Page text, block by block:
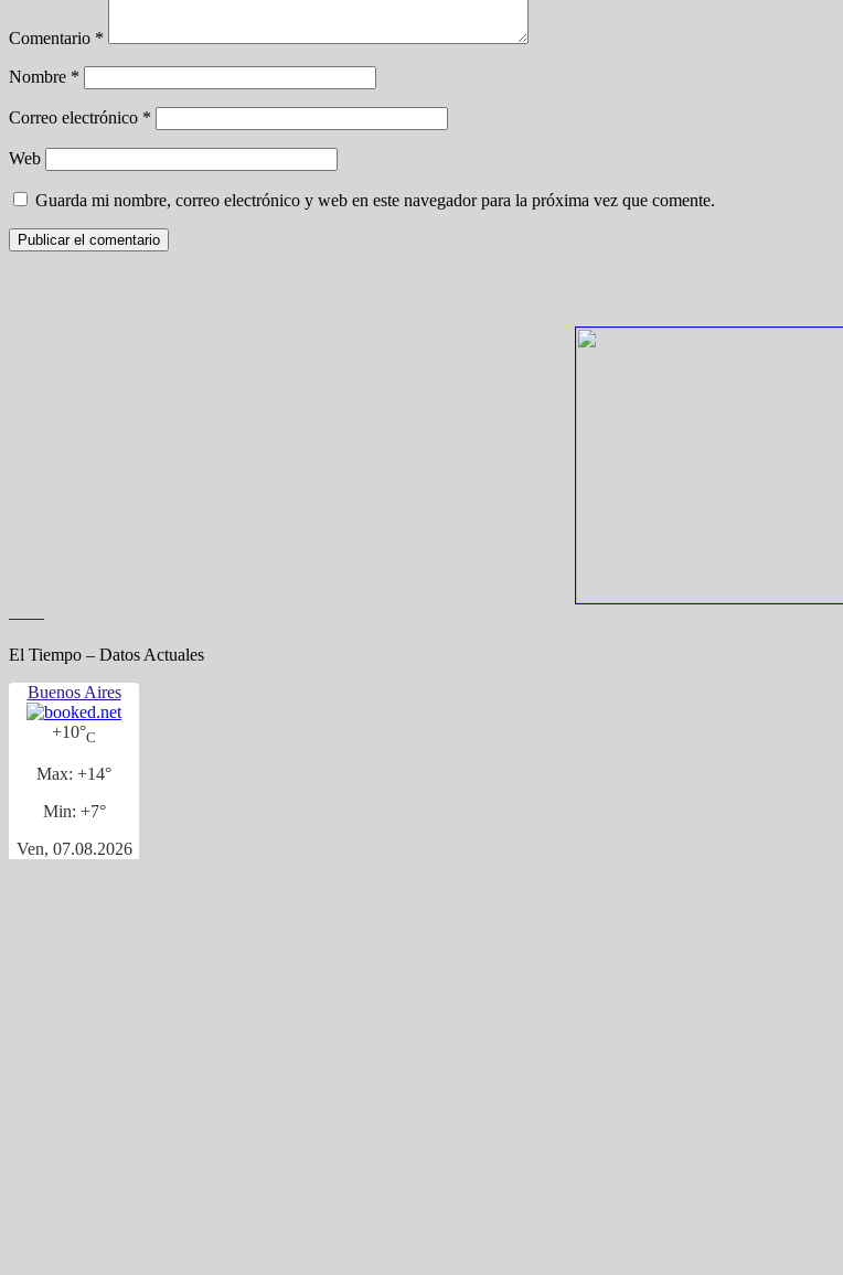
Comentario *
Nombre *
Correo electrónico *
Web
Guarda mi nombre, correo electrónico y web en este navegador para la próxima vez que comente.
——
El Tiempo – Datos Actuales
Buenos Aires
+10°C
Max: +14°
Min: +7°
Ven, 07.08.2026